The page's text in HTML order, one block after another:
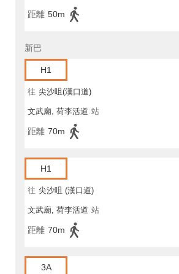
距離 50m
新巴
H1
往 尖沙咀(漢口道)
文武廟, 荷李活道 站
距離 70m
H1
往 尖沙咀 (漢口道)
文武廟, 荷李活道 站
距離 70m
3A